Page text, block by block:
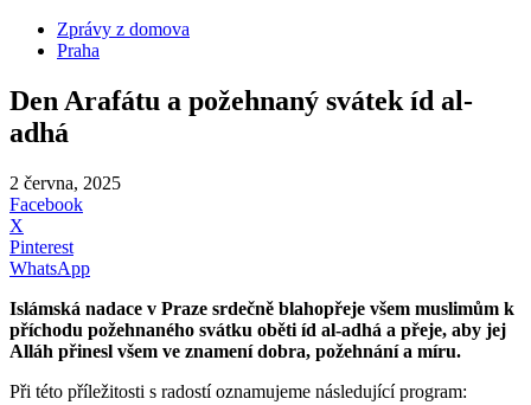
Zprávy z domova
Praha
Den Arafátu a požehnaný svátek íd al-
adhá
2 června, 2025
Facebook
X
Pinterest
WhatsApp
Islámská nadace v Praze srdečně blahopřeje všem muslimům k
příchodu požehnaného svátku oběti íd al-adhá a přeje, aby jej
Alláh přinesl všem ve znamení dobra, požehnání a míru.
Při této příležitosti s radostí oznamujeme následující program: